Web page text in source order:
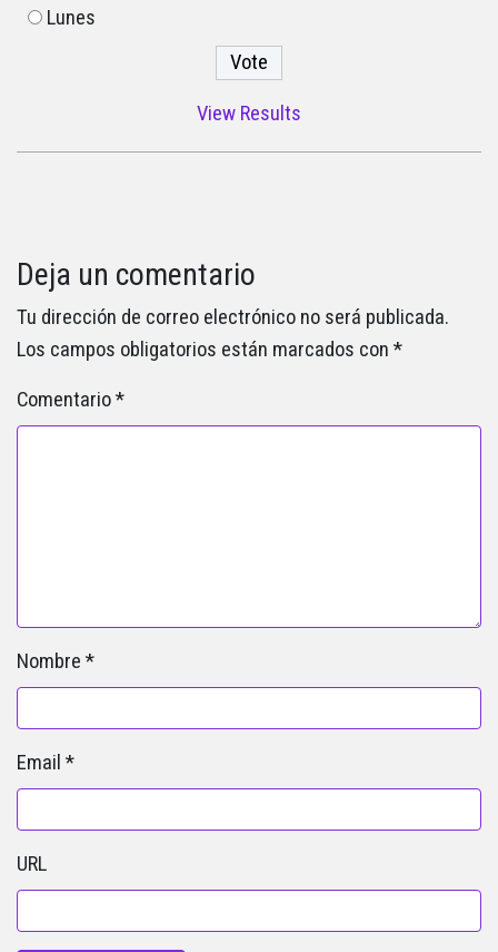
Lunes
View Results
Deja un comentario
Tu dirección de correo electrónico no será publicada.
Los campos obligatorios están marcados con *
Comentario*
Nombre *
Email *
URL